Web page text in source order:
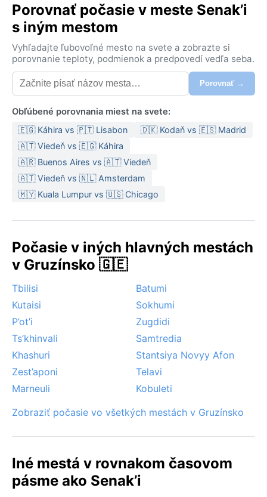
Podnebie je vlhké subtropické, klasifikované ako Cfa,
čo znamená horúce, parné letá s teplotami často nad
tridsať stupňov a hojnými búrkami. Zima je mierna, s
priemermi okolo piatich stupňov, občas s mrazmi a
riedkym snehom. Zrážky sú rozložené po celý rok,
najviac ich spadne na jeseň a v zime, vlhkosť vzduchu
je vysoká najmä v lete. Do kufra patrí ľahké, priedušné
oblečenie na
Porovnať počasie v meste Senak’i
s iným mestom
Vyhľadajte ľubovoľné mesto na svete a zobrazte si
porovnanie teploty, podmienok a predpovedí vedľa seba.
Porovnať →
Obľúbené porovnania miest na svete:
🇪🇬 Káhira vs 🇵🇹 Lisabon
🇩🇰 Kodaň vs 🇪🇸 Madrid
🇦🇹 Viedeň vs 🇪🇬 Káhira
🇦🇷 Buenos Aires vs 🇦🇹 Viedeň
🇦🇹 Viedeň vs 🇳🇱 Amsterdam
🇲🇾 Kuala Lumpur vs 🇺🇸 Chicago
Počasie v iných hlavných mestách
v Gruzínsko 🇬🇪
Tbilisi
Batumi
Kutaisi
Sokhumi
P’ot’i
Zugdidi
Ts’khinvali
Samtredia
Khashuri
Stantsiya Novyy Afon
Zest’aponi
Telavi
Marneuli
Kobuleti
Zobraziť počasie vo všetkých mestách v Gruzínsko
Iné mestá v rovnakom časovom
pásme ako Senak’i